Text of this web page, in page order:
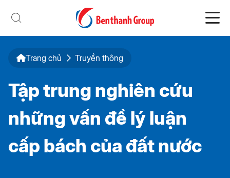
Trang chủ Truyền thông
Tập trung nghiên cứu
những vấn đề lý luận
cấp bách của đất nước